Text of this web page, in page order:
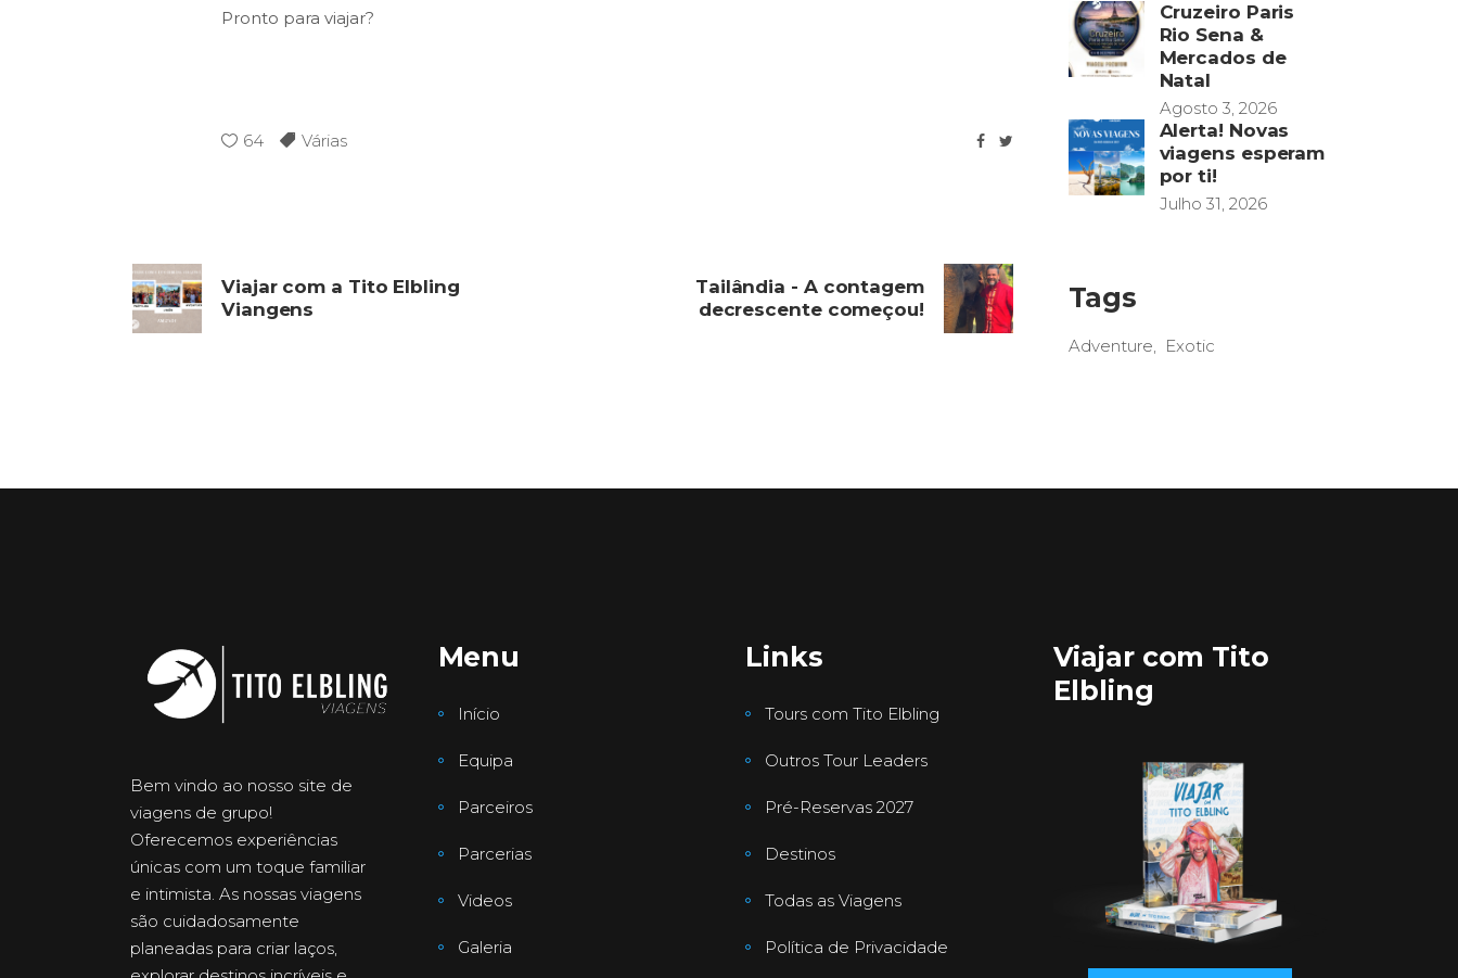
Pronto para viajar?
64 Várias
Viajar com a Tito Elbling
Viangens
Tailândia - A contagem
decrescente começou!
Cruzeiro Paris
Rio Sena &
Mercados de
Natal
Agosto 3, 2026
Alerta! Novas
viagens esperam
por ti!
Julho 31, 2026
Tags
Adventure Exotic
Bem vindo ao nosso site de
viagens de grupo!
Oferecemos experiências
únicas com um toque familiar
e intimista. As nossas viagens
são cuidadosamente
planeadas para criar laços,
Menu
Início
Equipa
Parceiros
Parcerias
Videos
Galeria
Links
Tours com Tito Elbling
Outros Tour Leaders
Pré-Reservas 2027
Destinos
Todas as Viagens
Política de Privacidade
Viajar com Tito
Elbling